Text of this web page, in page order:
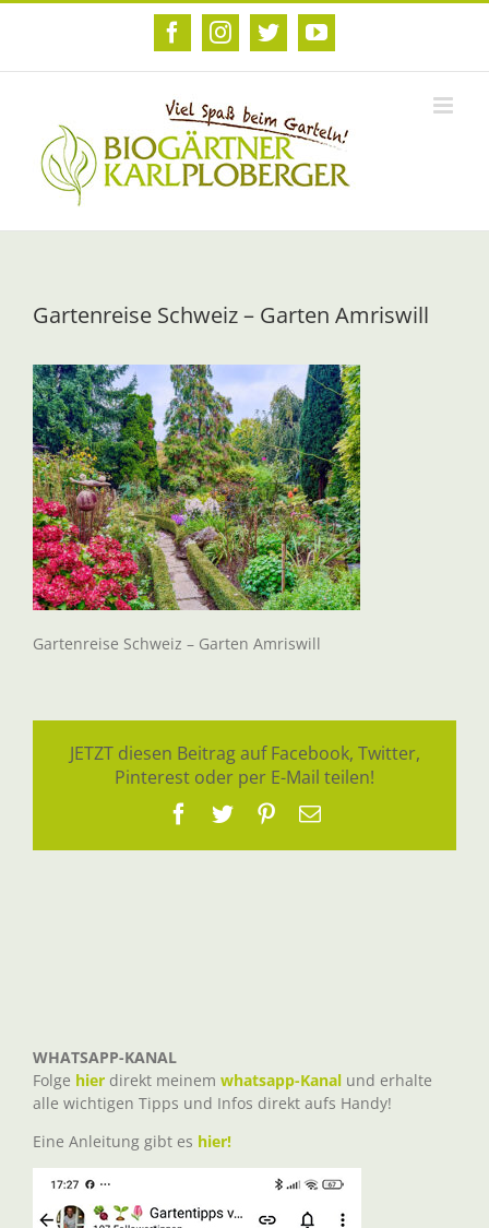
Zum
FacebookInstagram
TwitterYouTube
Gartenreise Schweiz – Garten Amriswill
Gartenreise Schweiz – Garten Amriswill
JETZT diesen Beitrag auf Facebook, Twitter,
Pinterest oder per E-Mail teilen!
Facebook
TwitterPinterest
E-
WHATSAPP-KANAL
Folge hier direkt meinem whatsapp-Kanal und erhalte
alle wichtigen Tipps und Infos direkt aufs Handy!
Eine Anleitung gibt es hier!